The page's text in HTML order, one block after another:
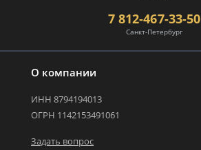
О компании
ИНН 8794194013
ОГРН 1142153491061
Задать вопрос
7 812-467-33-50
Санкт-Петербург